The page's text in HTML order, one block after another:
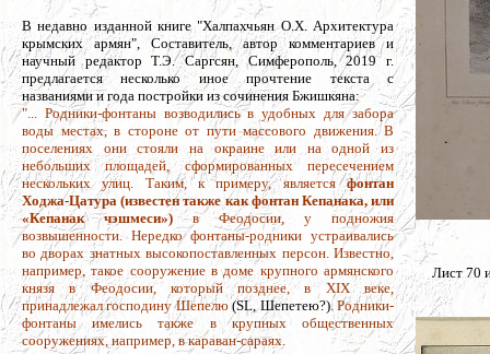
В недавно изданной книге "Халпахчьян О.Х. Архитектура
крымских армян", Составитель, автор комментариев и
научный редактор Т.Э. Саргсян, Симферополь, 2019 г.
предлагается несколько иное прочтение текста с
названиями и года постройки из сочинения Бжишкяна:
"... Родники-фонтаны возводились в удобных для забора
воды местах, в стороне от пути массового движения. В
поселениях они стояли на окраине или на одной из
небольших площадей, сформированных пересечением
нескольких улиц. Таким, к примеру, являетсяфонтан
Ходжа-Цатура (известен также как фонтан Кепанака, или
«Кепанак чэшмеси») в Феодосии, у подножия
возвышенности. Нередко фонтаны-родники устраивались
во дворах знатных высокопоставленных персон. Известно,
например, такое сооружение в доме крупного армянского
князя в Феодосии, который позднее, в XIX веке,
принадлежал господину Шепелю(SL, Шепетею?). Родники-
фонтаны имелись также в крупных общественных
сооружениях, например, в караван-сараях.
Лист 70